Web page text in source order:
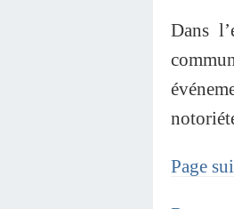
Dans
Page